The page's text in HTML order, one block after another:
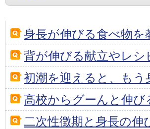
身長が伸びる食べ物を
背が伸びる献立やレ
初潮を迎えると、も
高校からグーんと伸
二次性徴期と身長の